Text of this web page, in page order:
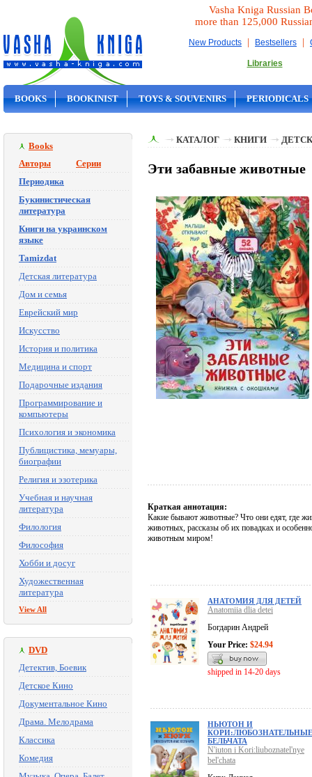
Vasha Kniga Russian
more than 125,000
New Products | Bestsellers |
Libraries
BOOKS BOOKINIST TOYS & SOUVENIRS PERIODICALS
Books
Авторы
Серии
Периодика
Букинистическая
литература
Книги на украинском
языке
Tamizdat
Детская литература
Дом и семья
Еврейский мир
Искусство
История и политика
Медицина и спорт
Подарочные издания
Программирование и
компьютеры
Психология и экономика
Публицистика, мемуары,
биографии
Религия и эзотерика
Учебная и научная
литература
Филология
Философия
Хобби и досуг
Художественная
литература
View All
DVD
Детектив, Боевик
Детское Кино
Документальное Кино
Драма. Мелодрама
Классика
Комедия
КАТАЛОГ КНИГИ
Эти забавные животные
Краткая аннотация:
Какие бывают животные? Что они едят, где
животных, рассказы об их повадках и
животным миром!
АНАТОМИЯ ДЛЯ ДЕТЕЙ
Anatomiia dlia detei
Богдарин Андрей
Your Price: $24.94
shipped in 14-20 days
НЬЮТОН И
КОРИ:ЛЮБОЗНАТЕЛЬНЫЕ
БЕЛЬЧАТА
N'iuton i Kori:liuboznatel'nye
bel'chata